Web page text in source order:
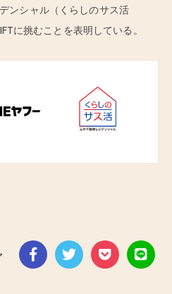
ンシャル（くらしのサス活
に挑むことを表明している。